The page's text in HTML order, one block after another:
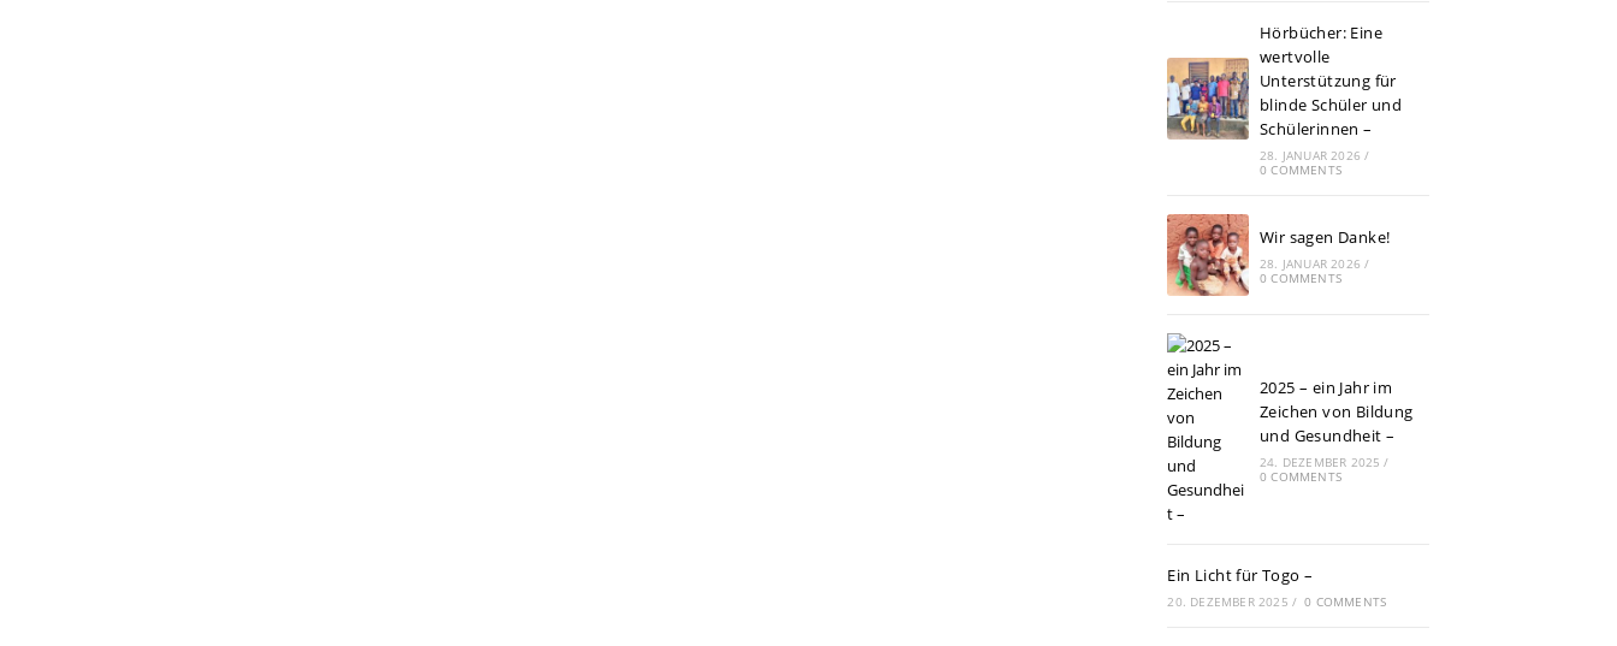
Hörbücher: Eine
wertvolle
Unterstützung für
blinde Schüler und
Schülerinnen –
28. JANUAR 2026 /
0 COMMENTS
Wir sagen Danke!
28. JANUAR 2026 /
0 COMMENTS
2025 – ein Jahr im
Zeichen von Bildung
und Gesundheit –
24. DEZEMBER 2025 /
0 COMMENTS
Ein Licht für Togo –
20. DEZEMBER 2025 / 0 COMMENTS